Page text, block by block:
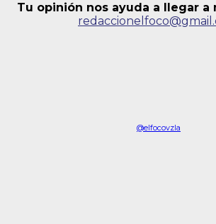
Tu opinión nos ayuda a llegar a
@elfocovzla